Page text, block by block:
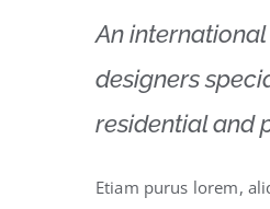
An
designers
residential and
Etiam purus lorem,